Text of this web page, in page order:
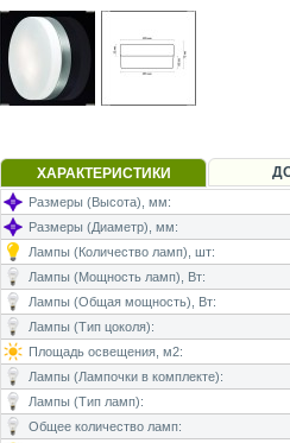
ХАРАКТЕРИСТИКИ
Размеры (Высота), мм:
Размеры (Диаметр), мм:
Лампы (Количество ламп), шт:
Лампы (Мощность ламп), Вт:
Лампы (Общая мощность), Вт:
Лампы (Тип цоколя):
Площадь освещения, м2:
Лампы (Лампочки в комплекте):
Лампы (Тип ламп):
Общее количество ламп: